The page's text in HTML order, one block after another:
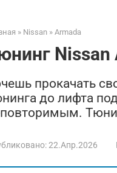
» Nissan » Armada
Nissan
прокачать
до лифта
22.Апр.2026